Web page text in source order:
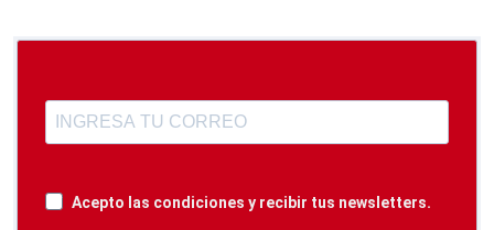
Acepto las condiciones y recibir tus newsletters.